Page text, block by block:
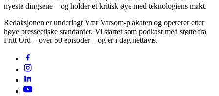
nyeste dingsene – og holder et kritisk øye med teknologiens makt.
Redaksjonen er underlagt Vær Varsom-plakaten og opererer etter
høye presseetiske standarder. Vi startet som podkast med støtte fra
Fritt Ord – over 50 episoder – og er i dag nettavis.